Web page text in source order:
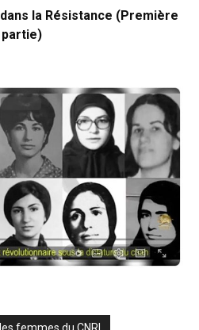
la Résistance (Première
partie)